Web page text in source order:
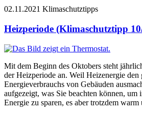
02.11.2021 Klimaschutztipps
Heizperiode (Klimaschutztipp
Mit dem Beginn des Oktobers steht
der Heizperiode an. Weil Heizenergie den
Energieverbrauchs von Gebäuden
aufgezeigt, was Sie beachten können, um
Energie zu sparen, es aber trotzdem